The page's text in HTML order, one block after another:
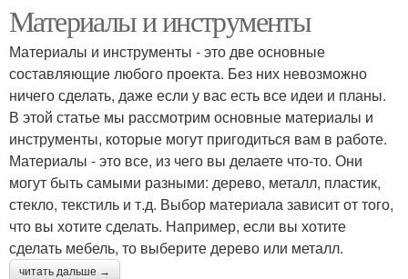
Материалы и инструменты
Материалы и инструменты - это две основные
составляющие любого проекта. Без них невозможно
ничего сделать, даже если у вас есть все идеи и планы.
В этой статье мы рассмотрим основные материалы и
инструменты, которые могут пригодиться вам в работе.
Материалы - это все, из чего вы делаете что-то. Они
могут быть самыми разными: дерево, металл, пластик,
стекло, текстиль и т.д. Выбор материала зависит от того,
что вы хотите сделать. Например, если вы хотите
сделать мебель, то выберите дерево или металл.
читать дальше →